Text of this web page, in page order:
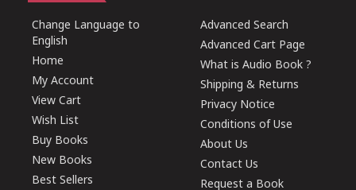
Change Language to
English
Home
My Account
View Cart
Wish List
Buy Books
New Books
Best Sellers
Advanced Search
Advanced Cart Page
What is Audio Book ?
Shipping & Returns
Privacy Notice
Conditions of Use
About Us
Contact Us
Request a Book